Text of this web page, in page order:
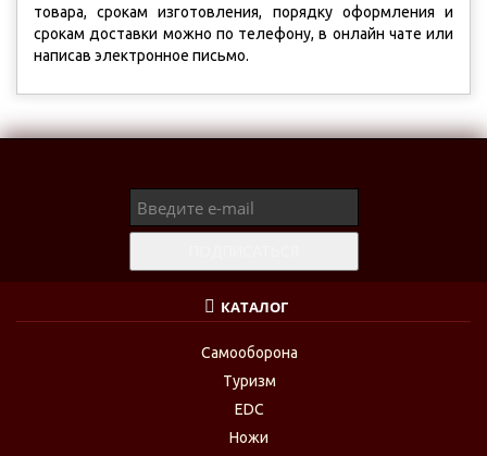
товара, срокам изготовления, порядку оформления и
срокам доставки можно по телефону, в онлайн чате или
написав электронное письмо.
КАТАЛОГ
Самооборона
Туризм
EDC
Ножи